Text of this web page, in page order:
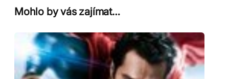
Mohlo by vás zajímat…